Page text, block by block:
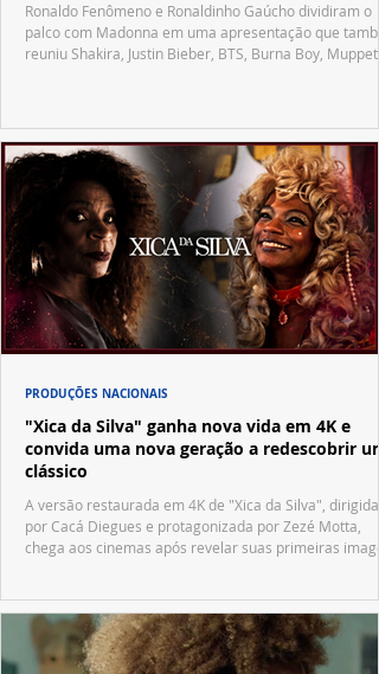
Ronaldo Fenômeno e Ronaldinho Gaúcho dividiram o
palco com Madonna em uma apresentação que
reuniu Shakira, Justin Bieber, BTS, Burna Boy, Muppets,
"Xica da Silva" ganha nova vida em 4K e
convida uma nova geração a redescobrir um
clássico
A versão restaurada em 4K de "Xica da Silva", dirigida
por Cacá Diegues e protagonizada por Zezé Motta,
chega aos cinemas após revelar suas primeiras
PRODUÇÕES NACIONAIS